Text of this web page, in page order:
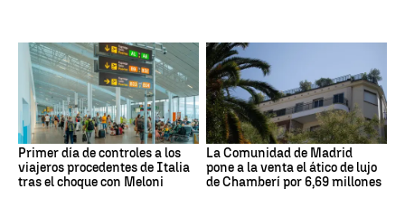
Primer día de controles a los
viajeros procedentes de Italia
tras el choque con Meloni
La Comunidad de Madrid
pone a la venta el ático de lujo
de Chamberí por 6,69 millones